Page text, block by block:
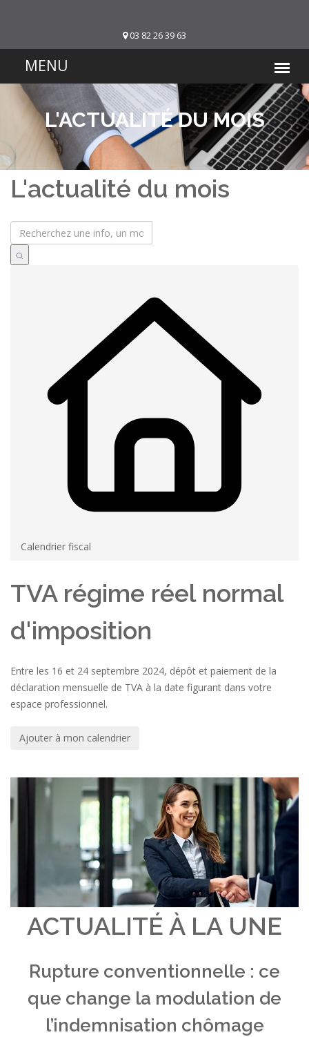
03 82 26 39 63
L'ACTUALITÉ DU MOIS
L'actualité du mois
Calendrier fiscal
TVA régime réel normal
d'imposition
Entre les 16 et 24 septembre 2024, dépôt et paiement de la
déclaration mensuelle de TVA à la date figurant dans votre
espace professionnel.
Ajouter à mon calendrier
ACTUALITÉ À LA UNE
Rupture conventionnelle : ce
que change la modulation de
l’indemnisation chômage